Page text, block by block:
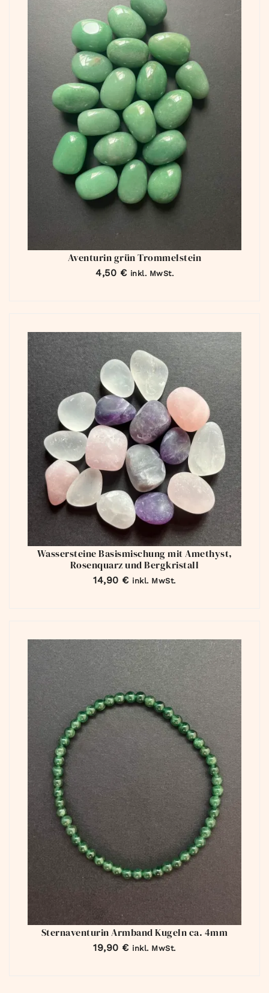
Aventurin grün Trommelstein
4,50 € inkl. MwSt.
Wassersteine Basismischung mit Amethyst,
Rosenquarz und Bergkristall
14,90 € inkl. MwSt.
Sternaventurin Armband Kugeln ca. 4mm
19,90 € inkl. MwSt.